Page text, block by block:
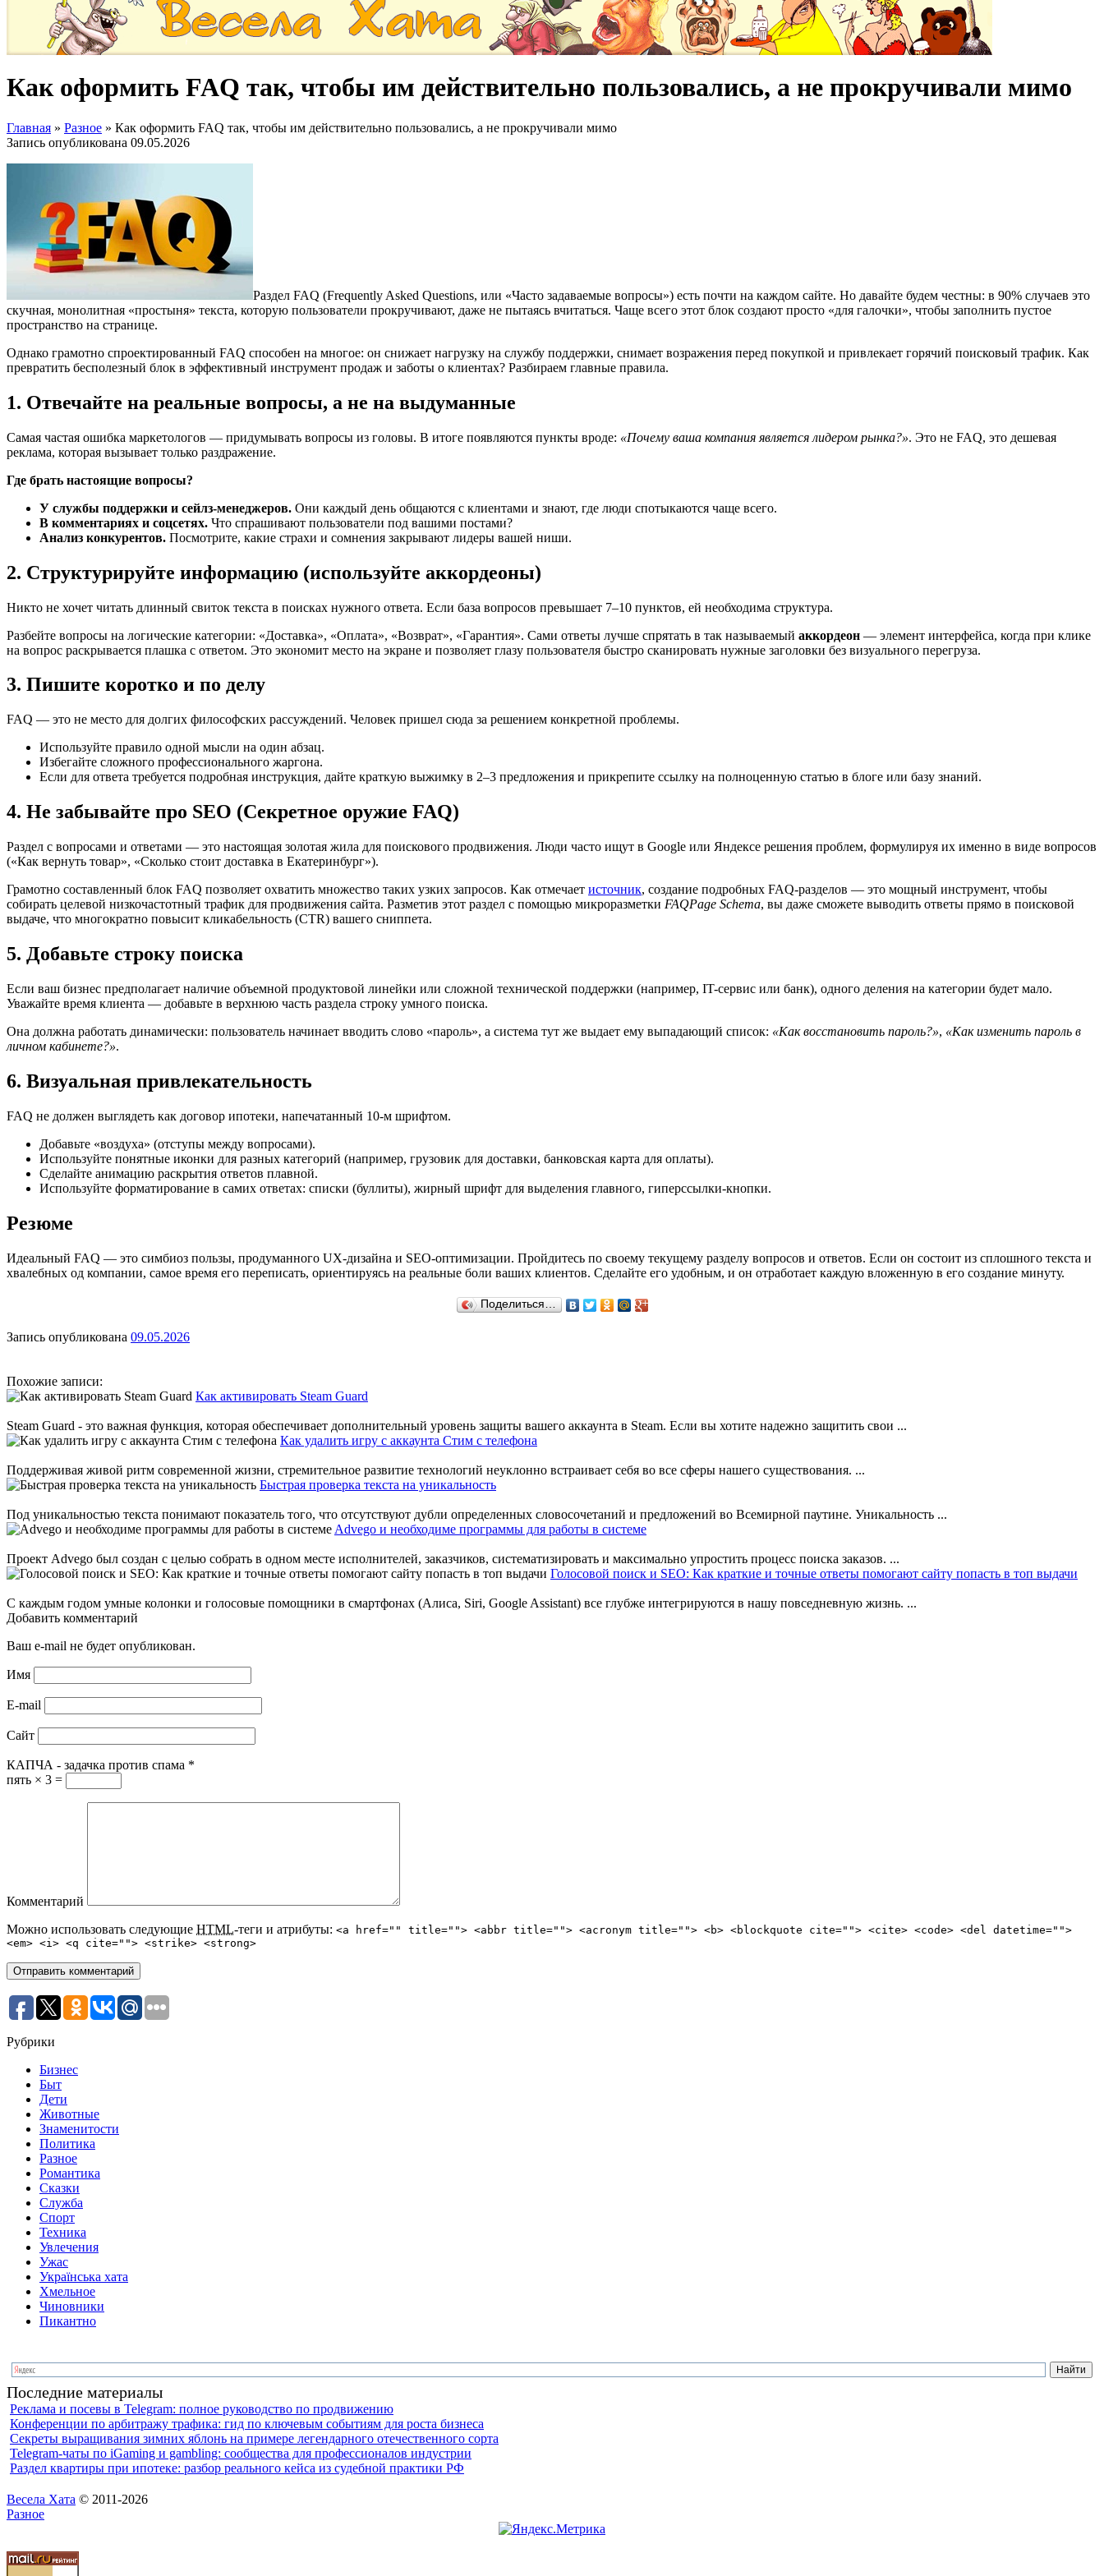
Как оформить FAQ так, чтобы им действительно пользовались, а не прокручивали мимо
Главная » Разное » Как оформить FAQ так, чтобы им действительно пользовались, а не прокручивали мимо
Запись опубликована 09.05.2026
Раздел FAQ (Frequently Asked Questions, или «Часто задаваемые вопросы») есть почти на каждом сайте. Но давайте будем честны: в 90% случаев это
скучная, монолитная «простыня» текста, которую пользователи прокручивают, даже не пытаясь вчитаться. Чаще всего этот блок создают просто «для галочки», чтобы заполнить пустое
пространство на странице.
Однако грамотно спроектированный FAQ способен на многое: он снижает нагрузку на службу поддержки, снимает возражения перед покупкой и привлекает горячий поисковый трафик. Как
превратить бесполезный блок в эффективный инструмент продаж и заботы о клиентах? Разбираем главные правила.
1. Отвечайте на реальные вопросы, а не на выдуманные
Самая частая ошибка маркетологов — придумывать вопросы из головы. В итоге появляются пункты вроде: «Почему ваша компания является лидером рынка?». Это не FAQ, это дешевая
реклама, которая вызывает только раздражение.
Где брать настоящие вопросы?
У службы поддержки и сейлз-менеджеров. Они каждый день общаются с клиентами и знают, где люди спотыкаются чаще всего.
В комментариях и соцсетях. Что спрашивают пользователи под вашими постами?
Анализ конкурентов. Посмотрите, какие страхи и сомнения закрывают лидеры вашей ниши.
2. Структурируйте информацию (используйте аккордеоны)
Никто не хочет читать длинный свиток текста в поисках нужного ответа. Если база вопросов превышает 7–10 пунктов, ей необходима структура.
Разбейте вопросы на логические категории: «Доставка», «Оплата», «Возврат», «Гарантия». Сами ответы лучше спрятать в так называемый аккордеон — элемент интерфейса, когда при клике
на вопрос раскрывается плашка с ответом. Это экономит место на экране и позволяет глазу пользователя быстро сканировать нужные заголовки без визуального перегруза.
3. Пишите коротко и по делу
FAQ — это не место для долгих философских рассуждений. Человек пришел сюда за решением конкретной проблемы.
Используйте правило одной мысли на один абзац.
Избегайте сложного профессионального жаргона.
Если для ответа требуется подробная инструкция, дайте краткую выжимку в 2–3 предложения и прикрепите ссылку на полноценную статью в блоге или базу знаний.
4. Не забывайте про SEO (Секретное оружие FAQ)
Раздел с вопросами и ответами — это настоящая золотая жила для поискового продвижения. Люди часто ищут в Google или Яндексе решения проблем, формулируя их именно в виде вопросов
(«Как вернуть товар», «Сколько стоит доставка в Екатеринбург»).
Грамотно составленный блок FAQ позволяет охватить множество таких узких запросов. Как отмечает источник, создание подробных FAQ-разделов — это мощный инструмент, чтобы
собирать целевой низкочастотный трафик для продвижения сайта. Разметив этот раздел с помощью микроразметки FAQPage Schema, вы даже сможете выводить ответы прямо в поисковой
выдаче, что многократно повысит кликабельность (CTR) вашего сниппета.
5. Добавьте строку поиска
Если ваш бизнес предполагает наличие объемной продуктовой линейки или сложной технической поддержки (например, IT-сервис или банк), одного деления на категории будет мало.
Уважайте время клиента — добавьте в верхнюю часть раздела строку умного поиска.
Она должна работать динамически: пользователь начинает вводить слово «пароль», а система тут же выдает ему выпадающий список: «Как восстановить пароль?», «Как изменить пароль в
личном кабинете?».
6. Визуальная привлекательность
FAQ не должен выглядеть как договор ипотеки, напечатанный 10-м шрифтом.
Добавьте «воздуха» (отступы между вопросами).
Используйте понятные иконки для разных категорий (например, грузовик для доставки, банковская карта для оплаты).
Сделайте анимацию раскрытия ответов плавной.
Используйте форматирование в самих ответах: списки (буллиты), жирный шрифт для выделения главного, гиперссылки-кнопки.
Резюме
Идеальный FAQ — это симбиоз пользы, продуманного UX-дизайна и SEO-оптимизации. Пройдитесь по своему текущему разделу вопросов и ответов. Если он состоит из сплошного текста и
хвалебных од компании, самое время его переписать, ориентируясь на реальные боли ваших клиентов. Сделайте его удобным, и он отработает каждую вложенную в его создание минуту.
Поделиться…
Запись опубликована 09.05.2026
Похожие записи:
Как активировать Steam Guard
Steam Guard - это важная функция, которая обеспечивает дополнительный уровень защиты вашего аккаунта в Steam. Если вы хотите надежно защитить свои ...
Как удалить игру с аккаунта Стим с телефона
Поддерживая живой ритм современной жизни, стремительное развитие технологий неуклонно встраивает себя во все сферы нашего существования. ...
Быстрая проверка текста на уникальность
Под уникальностью текста понимают показатель того, что отсутствуют дубли определенных словосочетаний и предложений во Всемирной паутине. Уникальность ...
Advego и необходиме программы для работы в системе
Проект Advego был создан с целью собрать в одном месте исполнителей, заказчиков, систематизировать и максимально упростить процесс поиска заказов. ...
Голосовой поиск и SEO: Как краткие и точные ответы помогают сайту попасть в топ выдачи
С каждым годом умные колонки и голосовые помощники в смартфонах (Алиса, Siri, Google Assistant) все глубже интегрируются в нашу повседневную жизнь. ...
Добавить комментарий
Ваш e-mail не будет опубликован.
Имя
E-mail
Сайт
КАПЧА - задачка против спама *
пять × 3 =
Комментарий
Можно использовать следующие HTML-теги и атрибуты: <a href="" title=""> <abbr title=""> <acronym title=""> <b> <blockquote cite=""> <cite> <code> <del datetime="">
<em> <i> <q cite=""> <strike> <strong>
Рубрики
Бизнес
Быт
Дети
Животные
Знаменитости
Политика
Разное
Романтика
Сказки
Служба
Спорт
Техника
Увлечения
Ужас
Українська хата
Хмельное
Чиновники
Пикантно
Последние материалы
Реклама и посевы в Telegram: полное руководство по продвижению
Конференции по арбитражу трафика: гид по ключевым событиям для роста бизнеса
Секреты выращивания зимних яблонь на примере легендарного отечественного сорта
Telegram-чаты по iGaming и gambling: сообщества для профессионалов индустрии
Раздел квартиры при ипотеке: разбор реального кейса из судебной практики РФ
Весела Хата © 2011-2026
Разное